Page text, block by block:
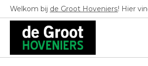
Welkom bij de Groot Hoveniers! Hier